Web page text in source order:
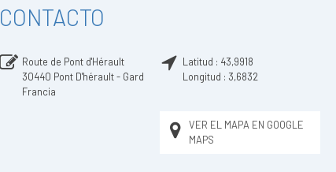
CONTACTO
Route de Pont d'Hérault
30440 Pont D'hérault - Gard
Francia
Latitud : 43,9918
Longitud : 3,6832
VER EL MAPA EN GOOGLE
MAPS